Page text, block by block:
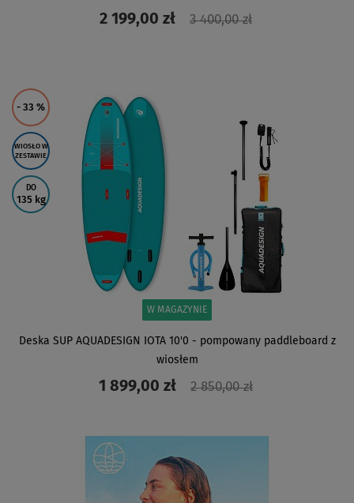
2 199,00 zł 3 400,00 zł
- 33 %
WIOSŁO W
ZESTAWIE
DO
135 kg
W MAGAZYNIE
Deska SUP AQUADESIGN IOTA 10'0 - pompowany paddleboard z
wiosłem
1 899,00 zł 2 850,00 zł
ZOBACZ